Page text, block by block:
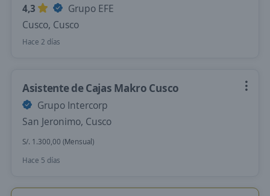
4,3
Grupo EFE
Cusco, Cusco
Hace 2 días
Asistente de Cajas Makro Cusco
Grupo Intercorp
San Jeronimo, Cusco
S/. 1.300,00 (Mensual)
Hace 5 días